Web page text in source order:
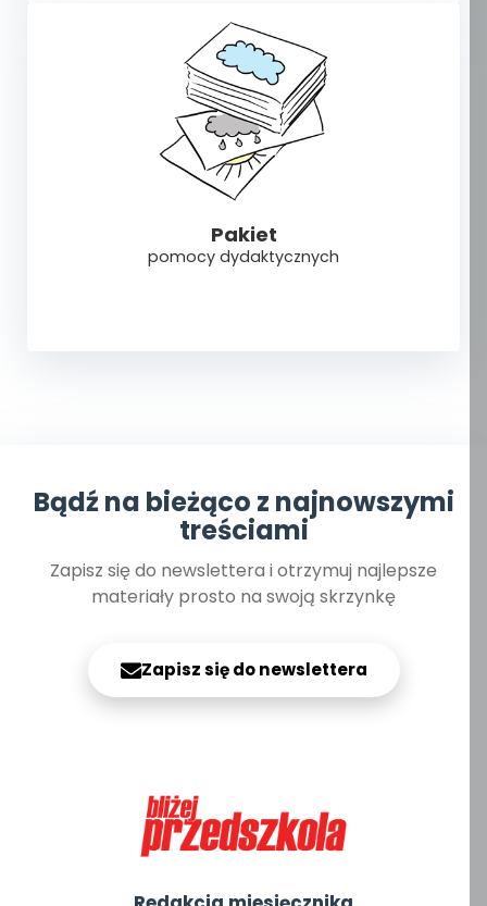
Pakiet
pomocy dydaktycznych
Bądź na bieżąco z najnowszymi
treściami
Zapisz się do newslettera i otrzymuj najlepsze
materiały prosto na swoją skrzynkę
Zapisz się do newslettera